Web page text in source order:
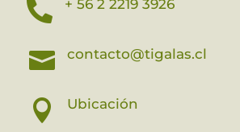
 + 56 2 2219 3926
 contacto@tigalas.cl
 Ubicación